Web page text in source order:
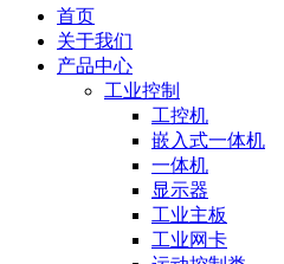
首页
关于我们
产品中心
工业控制
工控机
嵌入式一体机
一体机
显示器
工业主板
工业网卡